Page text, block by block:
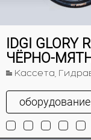
IDGI GLORY
ЧЁРНО-
Кассета,
оборудование